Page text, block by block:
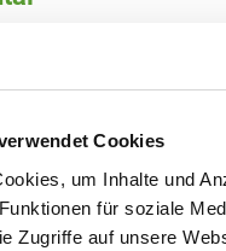
Cookies
um Inhalte und
für soziale
Zugriffe auf unsere
e.V.
Walldorf